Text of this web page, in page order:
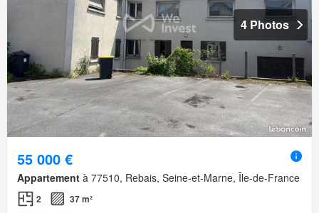
4 Photos
55 000 €
Appartement à 77510, Rebais, Seine-et-Marne, Île-de-France
2 37 m²